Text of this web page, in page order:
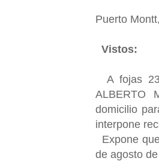
Puerto
Vistos:
A fojas
ALBERTO
domicilio
interpone
Expone
de agosto